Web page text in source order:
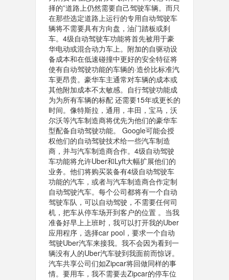
择的”道路上仍然需要自己驾驶车辆。而只
在那些选定道路上运行的专用自动驾驶车
辆将不需要具有方向盘，油门踏板或刹
车。4级自动驾驶车功能将首先被用于豪
华电动或混合动力车上。附加的自驱动设
备成本和在低速碰撞中更好的安全特征将
使有自动驾驶功能的车辆的·造价比标准汽
车更昂贵。豪华车主通常对车辆的成本或
其他附加成本不太敏感。自行驾驶功能成
为为所有车辆的标配 还需要15年或更长的
时间。像特斯拉，通用，丰田，宝马，沃
尔沃等汽车制造商将优先为他们的豪华车
型配备自动驾驶功能。 Google可能会授
权他们的自动驾驶技术给一些汽车制造
商，并与汽车制造商合作。4级自动驾驶
车功能将允许Uber和Lyft大幅扩展他们的
业务。他们将购买装备有4级自动驾驶车
功能的汽车，或者与汽车制造商合作定制
自动驾驶汽车。每个公司都将有一个自动
驾驶车队，可以自动驾驶，不需要任何司
机，把车从停车场开到客户的位置 。当我
准备好早上上班时，我可以打开我的Uber
应用程序，选择car pool，要求一个自动
驾驶Uber汽车来接我。我不会因为看到一
辆没有人的Uber汽车驶到我面前而惊讶。
汽车共享公司们如Zipcar将回做同样的事
情。要用车，我不需要去Zipcar的停车位